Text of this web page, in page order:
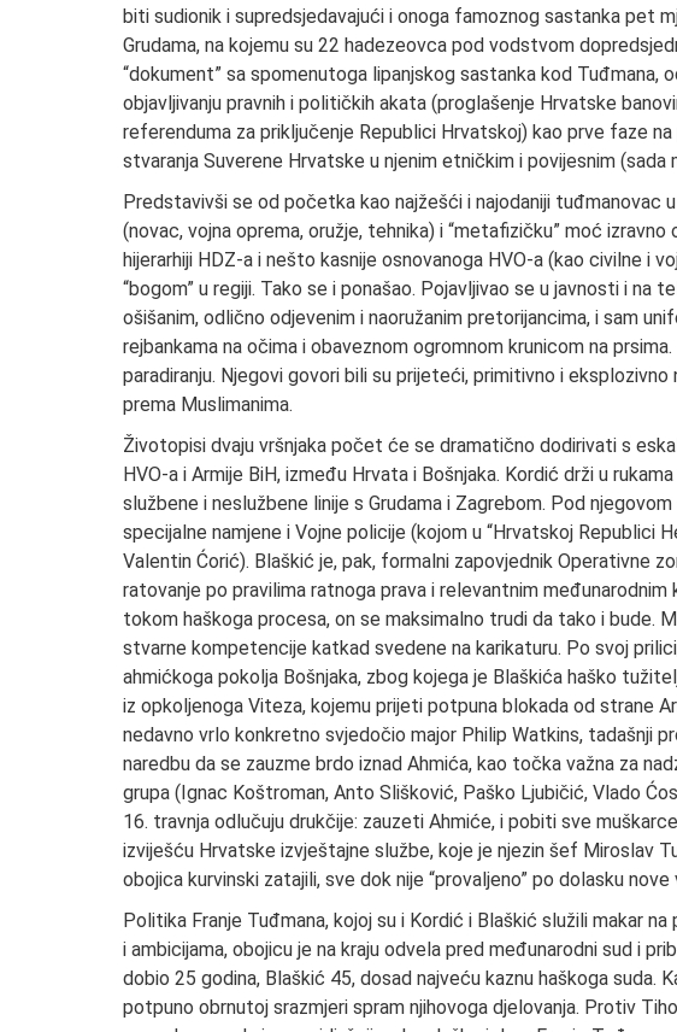
biti sudionik i supredsjedavajući i onoga famoznog sastanka pet
Grudama, na kojemu su 22 hadezeovca pod vodstvom
“dokument” sa spomenutoga lipanjskog sastanka kod Tuđmana,
objavljivanju pravnih i političkih akata (proglašenje Hrvatske
referenduma za priključenje Republici Hrvatskoj) kao prve faze
stvaranja Suverene Hrvatske u njenim etničkim i povijesnim (sada
Predstavivši se od početka kao najžešći i najodaniji tuđmanovac
(novac, vojna oprema, oružje, tehnika) i “metafizičku” moć izravno
hijerarhiji HDZ-a i nešto kasnije osnovanoga HVO-a (kao civilne i
“bogom” u regiji. Tako se i ponašao. Pojavljivao se u javnosti i na
ošišanim, odlično odjevenim i naoružanim pretorijancima, i sam
rejbankama na očima i obaveznom ogromnom krunicom na
paradiranju. Njegovi govori bili su prijeteći, primitivno i
prema Muslimanima.
Životopisi dvaju vršnjaka počet će se dramatično dodirivati s
HVO-a i Armije BiH, između Hrvata i Bošnjaka. Kordić drži u
službene i neslužbene linije s Grudama i Zagrebom. Pod
specijalne namjene i Vojne policije (kojom u “Hrvatskoj Republici
Valentin Ćorić). Blaškić je, pak, formalni zapovjednik Operativne
ratovanje po pravilima ratnoga prava i relevantnim
tokom haškoga procesa, on se maksimalno trudi da tako i bude.
stvarne kompetencije katkad svedene na karikaturu. Po svoj
ahmićkoga pokolja Bošnjaka, zbog kojega je Blaškića haško
iz opkoljenoga Viteza, kojemu prijeti potpuna blokada od strane
nedavno vrlo konkretno svjedočio major Philip Watkins, tadašnji
naredbu da se zauzme brdo iznad Ahmića, kao točka važna za
grupa (Ignac Koštroman, Anto Slišković, Paško Ljubičić, Vlado
16. travnja odlučuju drukčije: zauzeti Ahmiće, i pobiti sve
izviješću Hrvatske izvještajne službe, koje je njezin šef Miroslav
obojica kurvinski zatajili, sve dok nije “provaljeno” po dolasku
Politika Franje Tuđmana, kojoj su i Kordić i Blaškić služili makar
i ambicijama, obojicu je na kraju odvela pred međunarodni sud i
dobio 25 godina, Blaškić 45, dosad najveću kaznu haškoga suda.
potpuno obrnutoj srazmjeri spram njihovoga djelovanja. Protiv